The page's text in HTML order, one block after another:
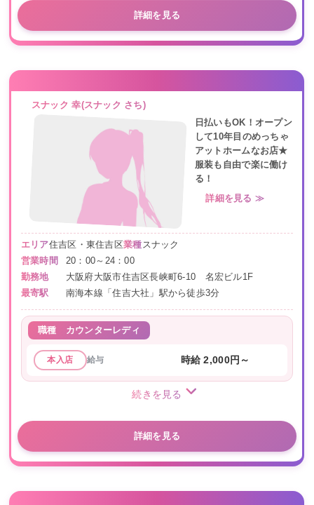
詳細を見る
スナック 幸(スナック さち)
日払いもOK！オープン
して10年目のめっちゃ
アットホームなお店★
服装も自由で楽に働け
る！
詳細を見る ≫
エリア住吉区・東住吉区業種 スナック
営業時間
20：00～24：00
勤務地
大阪府大阪市住吉区長峡町6-10 名宏ビル1F
最寄駅
南海本線「住吉大社」駅から徒歩3分
職種 カウンターレディ
本入店 給与 時給 2,000円～
続きを見る
詳細を見る